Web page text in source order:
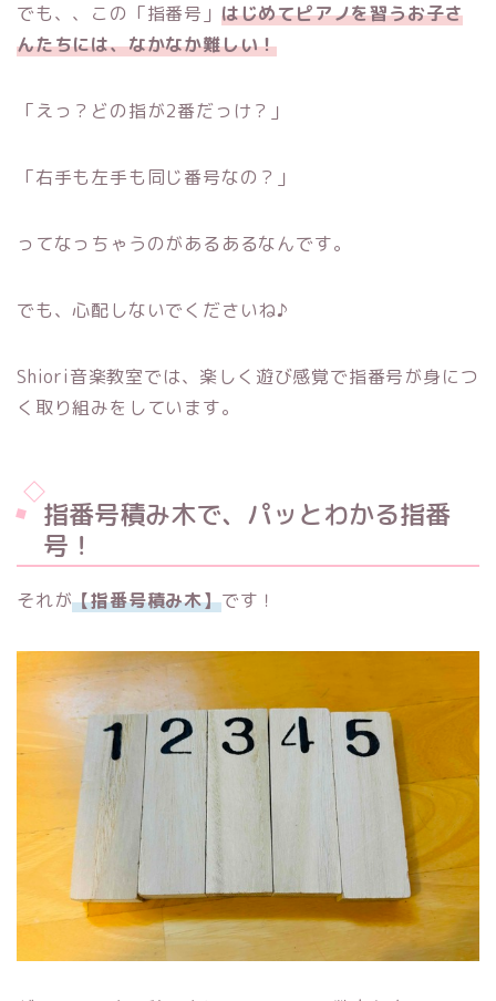
でも、、この「指番号」 はじめてピアノを習うお子さ
んたちには、なかなか難しい！
「えっ？どの指が2番だっけ？」
「右手も左手も同じ番号なの？」
ってなっちゃうのがあるあるなんです。
でも、心配しないでくださいね♪
Shiori音楽教室では、楽しく遊び感覚で指番号が身につ
く取り組みをしています。
指番号積み木で、パッとわかる指番
号！
それが【指番号積み木】です！